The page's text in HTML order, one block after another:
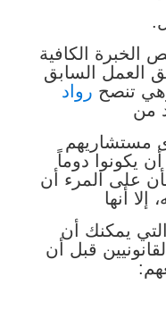
الخبرة الكافية
العمل السابق
تنصح رواد
من
مستشاريهم
أن يكونوا دوماً
على المرء أن
أنها
يمكنك أن
قبل أن